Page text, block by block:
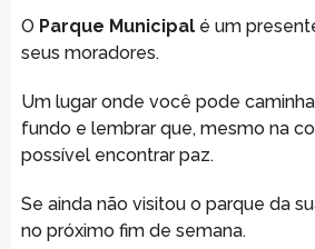
O Parque Municipalé um
seus moradores.
Um lugar onde você pode
fundo e lembrar que, mesmo na
possível encontrar paz.
Se ainda não visitou o parque da
no próximo fim de semana.